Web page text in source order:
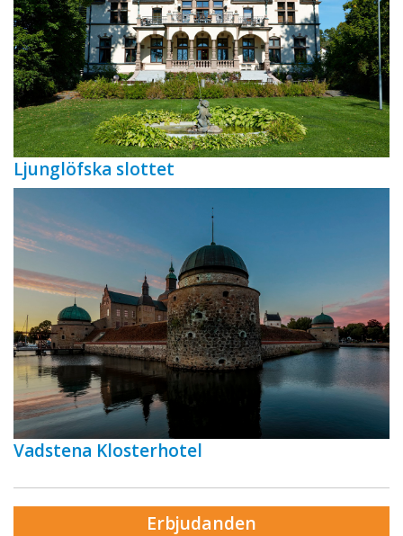
Ljunglöfska slottet
Vadstena Klosterhotel
Erbjudanden